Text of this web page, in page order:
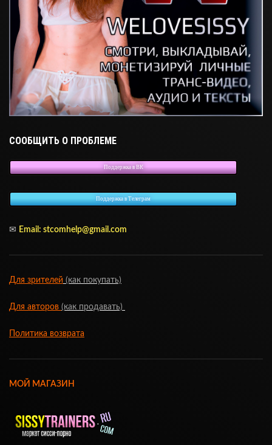
СООБЩИТЬ О ПРОБЛЕМЕ
Поддержка в ВК
Поддержка в Телеграм
✉ Email: stcomhelp@gmail.com
Для зрителей (как покупать)
Для авторов (как продавать)
Политика возврата
МОЙ МАГАЗИН